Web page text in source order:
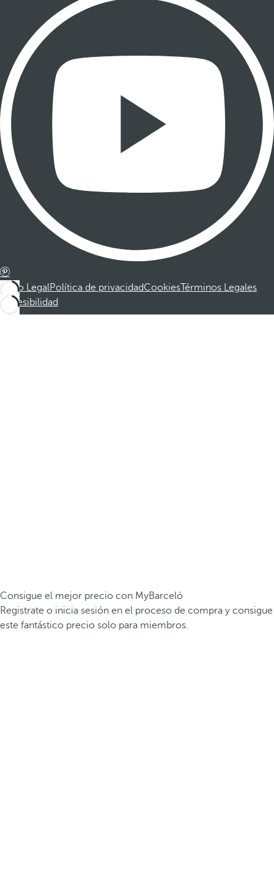
Aviso LegalPolítica de privacidadCookiesTérminos Legales
Accesibilidad
Consigue el mejor precio con MyBarceló
Registrate o inicia sesión en el proceso de compra y consigue
este fantástico precio solo para miembros.